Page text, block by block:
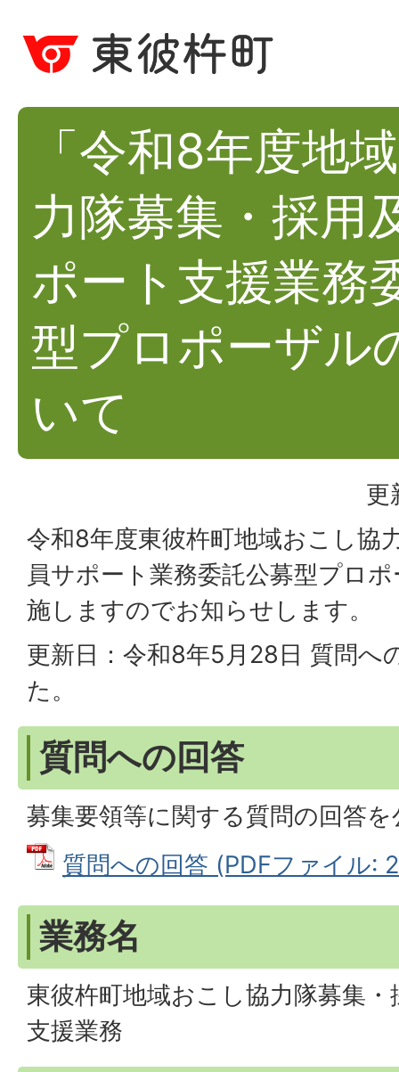
「令和8年度地
力隊募集・採用
ポート支援業務
型プロポーザル
いて
更
令和8年度東彼杵町地域おこし協
員サポート業務委託公募型プロ
施しますのでお知らせします。
更新日：令和8年5月28日 質問へ
た。
質問への回答
募集要領等に関する質問の回答
質問への回答 (PDFファイル:
業務名
東彼杵町地域おこし協力隊募集
支援業務